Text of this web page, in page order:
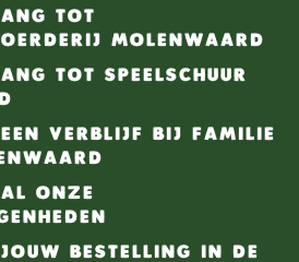
TOT
MOLENWAARD
TOT SPEELSCHUUR
VERBLIJF BIJ FAMILIE
ONZE
BESTELLING IN DE